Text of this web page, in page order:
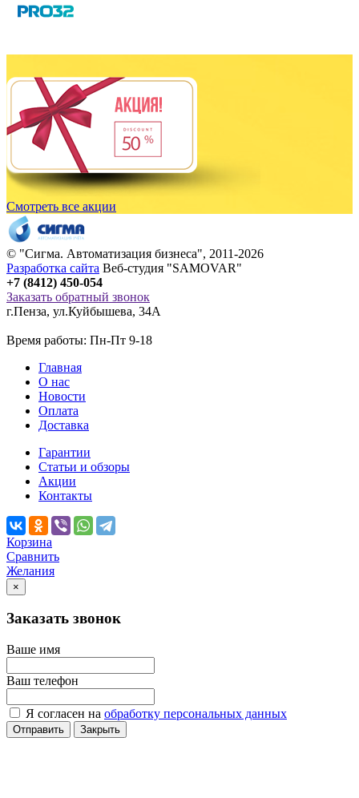
Смотреть все акции
© "Сигма. Автоматизация бизнеса", 2011-2026
Разработка сайта Веб-студия "SAMOVAR"
+7 (8412) 450-054
Заказать обратный звонок
г.Пенза, ул.Куйбышева, 34А
Время работы: Пн-Пт 9-18
Главная
О нас
Новости
Оплата
Доставка
Гарантии
Статьи и обзоры
Акции
Контакты
Корзина
Сравнить
Желания
×
Заказать звонок
Ваше имя
Ваш телефон
Я согласен на обработку персональных данных
Отправить Закрыть